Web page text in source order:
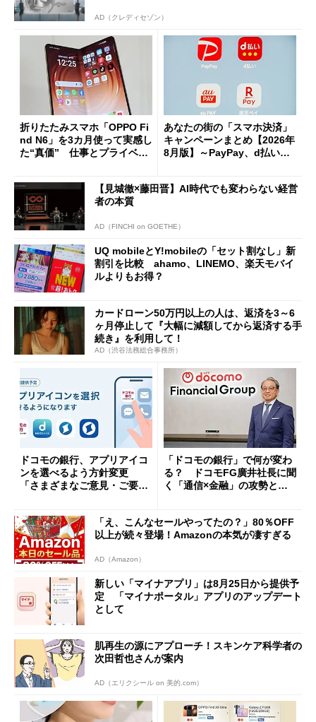
AD（クレディセゾン）
折りたたみスマホ「OPPO Fi
nd N6」を3カ月使って実感し
た“真価” 仕事とプライベー
あなたの街の「スマホ決済」
キャンペーンまとめ【2026年
8月版】～PayPay、d払い、a
【見城徹×藤田晋】AI時代でも変わらない経営
者の本質
AD（FINCHI on GOETHE）
UQ mobileとY!mobileの「セット割なし」新
割引を比較 ahamo、LINEMO、楽天モバイ
ルよりもお得？
カードローン50万円以上の人は、返済を3～6
ヶ月停止して『大幅に減額してから返済する手
続き』を利用して！
AD（渋谷法務総合事務所）
ドコモの銀行、アプリアイコ
ンを選べるよう方針変更
「さまざまなご意見・ご要望
「ドコモの銀行」で何が変わ
る？ ドコモFG廣井社長に聞
く「通信×金融」の攻勢とグ
「え、こんなセールやってたの？」80％OFF
以上が続々登場！Amazonの本気が凄すぎる
AD（Amazon）
新しい「マイナアプリ」は8月25日から提供予
定 「マイナポータル」アプリのアップデート
として
肌再生の源にアプローチ！スキンケア科学者の
次田哲也さんが案内
AD（エリクシール on 美的.com）